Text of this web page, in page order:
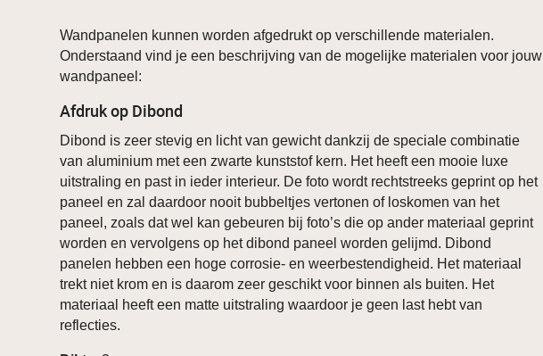
Wandpanelen kunnen worden afgedrukt op verschillende materialen.
Onderstaand vind je een beschrijving van de mogelijke materialen voor jouw
wandpaneel:
Afdruk op Dibond
Dibond is zeer stevig en licht van gewicht dankzij de speciale combinatie
van aluminium met een zwarte kunststof kern. Het heeft een mooie luxe
uitstraling en past in ieder interieur. De foto wordt rechtstreeks geprint op het
paneel en zal daardoor nooit bubbeltjes vertonen of loskomen van het
paneel, zoals dat wel kan gebeuren bij foto’s die op ander materiaal geprint
worden en vervolgens op het dibond paneel worden gelijmd. Dibond
panelen hebben een hoge corrosie- en weerbestendigheid. Het materiaal
trekt niet krom en is daarom zeer geschikt voor binnen als buiten. Het
materiaal heeft een matte uitstraling waardoor je geen last hebt van
reflecties.